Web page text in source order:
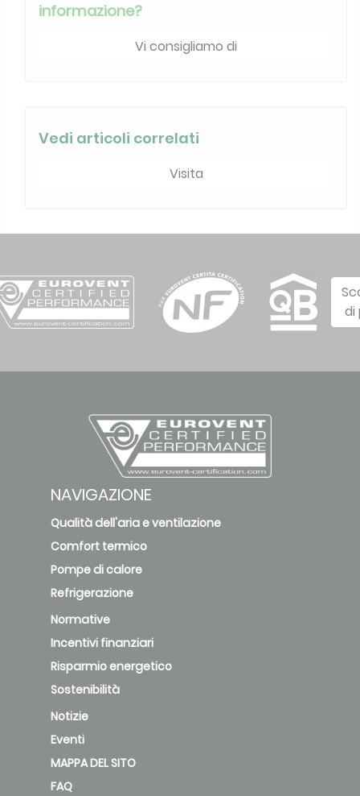
informazione?
Vi consigliamo di
Vedi articoli correlati
Visita
di
NAVIGAZIONE
Qualità dell'aria e ventilazione
Comfort termico
Pompe di calore
Refrigerazione
Normative
Incentivi finanziari
Risparmio energetico
Sostenibilità
Notizie
Eventi
MAPPA DEL SITO
FAQ